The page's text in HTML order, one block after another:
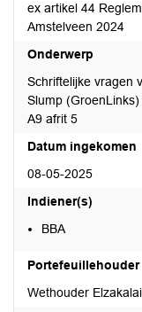
ex artikel 44
Amstelveen 2024
Onderwerp
Schriftelijke vragen
Slump
A9 afrit 5
Datum ingekomen
08-05-2025
Indiener(s)
BBA
Portefeuillehouder
Wethouder Elzakalai